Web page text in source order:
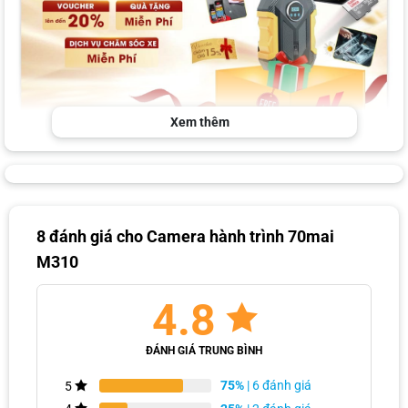
Xem thêm
8 đánh giá choCamera hành trình 70mai
M310
4.8
ĐÁNH GIÁ TRUNG BÌNH
5 75% | 6 đánh giá